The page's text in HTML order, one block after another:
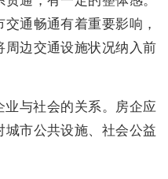
通畅通有着重要影响，
边交通设施状况纳入前
与社会的关系。房企应
市公共设施、社会公益